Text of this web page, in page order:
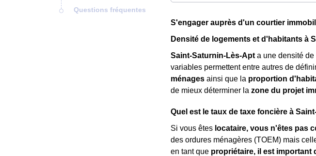
Questions fréquentes
S'engager auprès d'un courtier
Densité de logements et d'habitants à
Saint-Saturnin-Lès-Apt a une densité
variables permettent entre autres de
ménages ainsi que la proportion
de mieux déterminer la zone du projet
Quel est le taux de taxe foncière à
Si vous êtes locataire, vous n'êtes pas
des ordures ménagères (TOEM) mais
en tant que propriétaire, il est important